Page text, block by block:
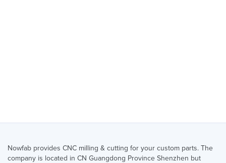
Nowfab provides CNC milling & cutting for your custom parts. The
company is located in CN Guangdong Province Shenzhen but